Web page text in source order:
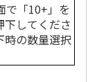
で「10+」を
してくださ
時の数量選択